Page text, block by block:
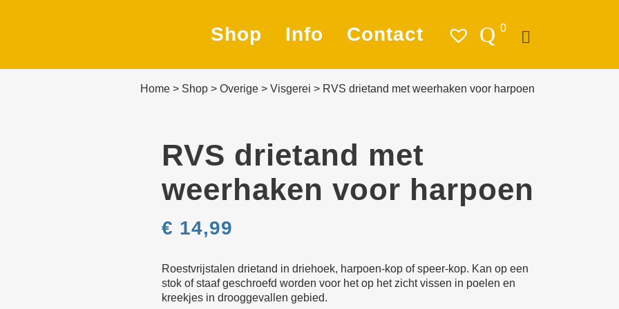
0
Shop
Navigatie
Verlichting
Afmeren & Ankeren
materialen
Elektra en
Info Contact
Home > Shop > Overige > Visgerei > RVS drietand met weerhaken voor harpoen
RVS drietand met
weerhaken voor harpoen
€ 14,99
Roestvrijstalen drietand in driehoek, harpoen-kop of speer-kop. Kan op een
stok of staaf geschroefd worden voor het op het zicht vissen in poelen en
kreekjes in drooggevallen gebied.